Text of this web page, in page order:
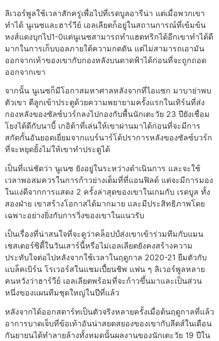
ลิเวอร์พูลใช้เวลาสักครู่เพื่อไปที่เรดบูลอารีน่า แต่เมื่อพวกเขา
ทำได้ นูเนซและฮาร์วีย์ เอลเลียตก็อยู่ในสถานการณ์ที่เข้มข้น
หงส์แดงบุกไป1-0แต่นูเนซสามารถทำแฮตทริกได้อีกเขาทำได้ดี
มากในการเก็บบอลภายใต้ความกดดัน แต่ไม่สามารถเอามัน
ออกจากเท้าของเขากับกองหลังบนดาดฟ้าได้ก่อนที่จะถูกถอด
ออกจากเขา
จากนั้น นูเนซก็มีโอกาสมหาศาลหลังจากที่ไอแซก มาบาย่าพบ
ตัวเขา ตีลูกเข้าประตูด้วยความพยายามครั้งแรกในเทิร์นที่ส่ง
กองหลังของซัลซ์บวร์กลงไปกองกับพื้นนักเตะวัย 23 ปียังเชื่อม
โยงได้ดีกับนาบี้ เกอิต้าที่เล่นให้เขาผ่านมาได้ก่อนที่จะมีการ
สกัดกั้นอันยอดเยี่ยมจากแบร์นาร์โด้ปราการหลังของซัลซ์บวร์ก
ที่จะหยุดยั้งไม่ให้เขาทำประตูได้
เป็นที่แน่ชัดว่า นูเนซ ยังอยู่ในระหว่างดำเนินการ และจะใช้
เวลาพอสมควรในการก้าวย่างเต็มที่ที่แอนฟิลด์ แต่จะมีการมอง
ในแง่ดีจากการแสดง 2 ครั้งล่าสุดของเขาในเกมกับ เรดบูล ทั้ง
สองฝ่าย เขาสร้างโอกาสได้มากมาย และมีประสิทธิภาพโดย
เฉพาะอย่างยิ่งกับการวิ่งของเขาในแนวรับ
เป็นเรื่องที่น่าสนใจที่จะดูว่าคล็อปป์ส่งเขาเข้าร่วมทีมกับแมน
เชสเตอร์ซิตี้ในวันเสาร์นี้หรือไม่เอลเลียตยังคงสร้างความ
ประทับใจต่อไปหลังจากใช้เวลาในฤดูกาล 2020-21 ยืมตัวกับ
แบล็คเบิร์น โรเวอร์สในแชมเปี้ยนชิพ แฟน ๆ ลิเวอร์พูลหลาย
คนหวังว่าฮาร์วีย์ เอลเลียตพร้อมที่จะก้าวขึ้นมาและเป็นส่วน
หนึ่งของแผนทีมชุดใหญ่ในปีที่แล้ว
หลังจากได้ออกสตาร์ทเป็นตัวจริงหลายครั้งเมื่อต้นฤดูกาลที่แล้ว
อาการบาดเจ็บที่ข้อเท้าอันน่าสยดสยองของเขากับลีดส์ในเดือน
กันยายนได้ทำลายล้างทั้งหมดนั้นผลงานของนักเตะวัย 19 ปีใน